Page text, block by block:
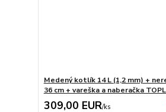
Medený kotlík 14 L (1,2 mm) +
36 cm + vareška a naberačka
309,00 EUR/ks